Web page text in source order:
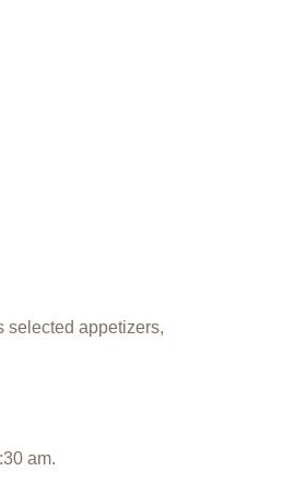
selected appetizers,
am.